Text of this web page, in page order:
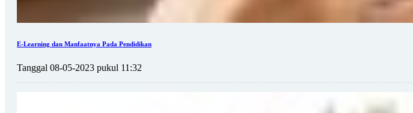
E-Learning dan Manfaatnya Pada Pendidikan
Tanggal 08-05-2023 pukul 11:32